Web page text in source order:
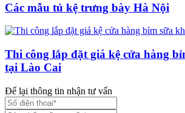
Các mẫu tủ kệ trưng bày Hà Nội
Thi công lắp đặt giá kệ cửa hàng
tại Lào Cai
Để lại thông tin nhận tư vấn